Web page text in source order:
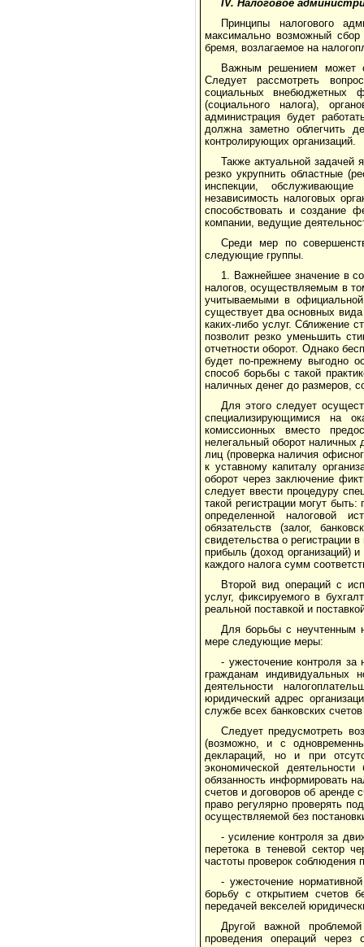
IV. Налоговое
Принципы налогового
максимально воз­можный сбор
бремя, возлагаемое на
Важным решением может
Следует рассмотреть
социальных внебюджетных
(социального налога),
администрация будет
должна заметно облегчить
контролирующих организаций.
Также актуальной задачей
резко укрупнить областные
инспекции,
независимость налоговых
способствовать и создание
компании, ведущие
Среди мер по
следующие группы.
1. Важнейшее значение в
налогов, осуществляемым в
учитываемыми в
существует два основных
каких-либо услуг. Сближение
позволит резко уменьшить
отчетности оборот. Однако
бу­дет по-прежнему выгодно
способ борьбы с такой
наличных денег до размеров,
Для этого следует
специализирующимися на
комиссионных вместо
нелегальный оборот наличных
лиц (проверка наличия
к уставному капиталу
оборот через заключение
следует ввести процедуру
такой регистрации могут
определенной налоговой
обязательств (залог,
свидетельства о регистрации
прибыль (доход орга­низаций)
каждого налога сумм
Второй вид операций с
услуг, фиксируемого в
реальной поставкой и
Для борьбы с неучтенным
мере следующие меры:
- ужесточение контроля за
гражданам индивидуальных
деятельности
юридический адрес
службе всех банковских
Следует предусмотреть
(возможно, и с
деклараций, но и при
экономической
обязанность информировать
счетов и договоров об аренде
право регулярно проверять
осуще­ствляемой без
- усиление контроля за
перетока в теневой сектор
частоты проверок соблюдения
- ужесточение
борьбу с открытием счетов
передачей векселей
Другой важной
проведения операций